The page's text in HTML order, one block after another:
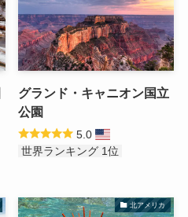
グランド・キャニオン国立
公園
5.0
世界ランキング 1位
北アメリカ